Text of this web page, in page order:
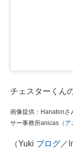
チェスターくん
画像提供：Hanatonさ
サー事務所anicas （
（Yuki ブログ ／